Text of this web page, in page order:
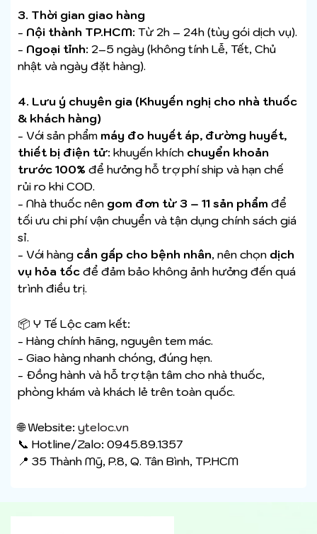
3. Thời gian giao hàng
- Nội thành TP.HCM: Từ 2h – 24h (tùy gói dịch vụ).
- Ngoại tỉnh: 2–5 ngày (không tính Lễ, Tết, Chủ
nhật và ngày đặt hàng).
4. Lưu ý chuyên gia (Khuyến nghị cho nhà thuốc
& khách hàng)
- Với sản phẩm máy đo huyết áp, đường huyết,
thiết bị điện tử: khuyến khích chuyển khoản
trước 100% để hưởng hỗ trợ phí ship và hạn chế
rủi ro khi COD.
- Nhà thuốc nên gom đơn từ 3 – 11 sản phẩm để
tối ưu chi phí vận chuyển và tận dụng chính sách giá
sỉ.
- Với hàng cần gấp cho bệnh nhân, nên chọn dịch
vụ hỏa tốc để đảm bảo không ảnh hưởng đến quá
trình điều trị.
📦 Y Tế Lộc cam kết:
- Hàng chính hãng, nguyên tem mác.
- Giao hàng nhanh chóng, đúng hẹn.
- Đồng hành và hỗ trợ tận tâm cho nhà thuốc,
phòng khám và khách lẻ trên toàn quốc.
🌐 Website: yteloc.vn
📞 Hotline/Zalo: 0945.89.1357
📍 35 Thành Mỹ, P.8, Q. Tân Bình, TP.HCM